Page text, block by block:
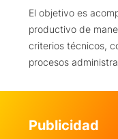
El objetivo es
productivo de
criterios técnicos,
procesos
Publicidad